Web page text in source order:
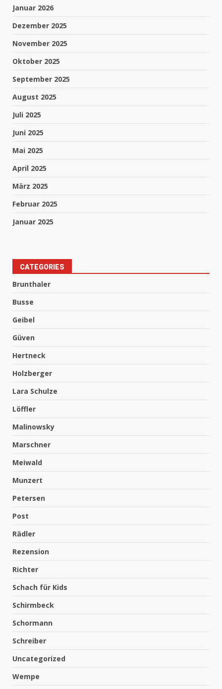
Januar 2026
Dezember 2025
November 2025
Oktober 2025
September 2025
August 2025
Juli 2025
Juni 2025
Mai 2025
April 2025
März 2025
Februar 2025
Januar 2025
CATEGORIES
Brunthaler
Busse
Geibel
Güven
Hertneck
Holzberger
Lara Schulze
Löffler
Malinowsky
Marschner
Meiwald
Munzert
Petersen
Post
Rädler
Rezension
Richter
Schach für Kids
Schirmbeck
Schormann
Schreiber
Uncategorized
Wempe